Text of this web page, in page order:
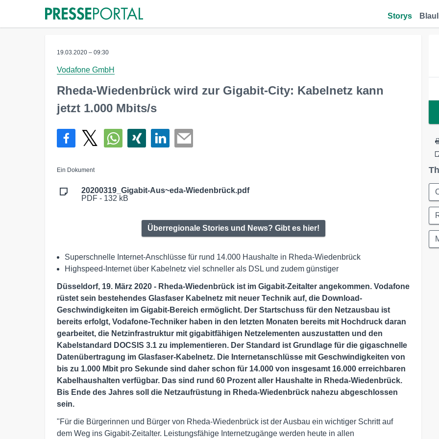
Storys
19.03.2020 – 09:30
Vodafone GmbH
Rheda-Wiedenbrück wird zur Gigabit-City: Kabelnetz kann
jetzt 1.000 Mbits/s
Ein Dokument
20200319_Gigabit-Aus~eda-Wiedenbrück.pdf
PDF - 132 kB
Überregionale Stories und News? Gibt es hier!
Superschnelle Internet-Anschlüsse für rund 14.000 Haushalte in Rheda-Wiedenbrück
Highspeed-Internet über Kabelnetz viel schneller als DSL und zudem günstiger
Düsseldorf, 19. März 2020 - Rheda-Wiedenbrück ist im Gigabit-Zeitalter angekommen. Vodafone
rüstet sein bestehendes Glasfaser Kabelnetz mit neuer Technik auf, die Download-
Geschwindigkeiten im Gigabit-Bereich ermöglicht. Der Startschuss für den Netzausbau ist
bereits erfolgt, Vodafone-Techniker haben in den letzten Monaten bereits mit Hochdruck daran
gearbeitet, die Netzinfrastruktur mit gigabitfähigen Netzelementen auszustatten und den
Kabelstandard DOCSIS 3.1 zu implementieren. Der Standard ist Grundlage für die gigaschnelle
Datenübertragung im Glasfaser-Kabelnetz. Die Internetanschlüsse mit Geschwindigkeiten von
bis zu 1.000 Mbit pro Sekunde sind daher schon für 14.000 von insgesamt 16.000 erreichbaren
Kabelhaushalten verfügbar. Das sind rund 60 Prozent aller Haushalte in Rheda-Wiedenbrück.
Bis Ende des Jahres soll die Netzaufrüstung in Rheda-Wiedenbrück nahezu abgeschlossen
sein.
"Für die Bürgerinnen und Bürger von Rheda-Wiedenbrück ist der Ausbau ein wichtiger Schritt auf
dem Weg ins Gigabit-Zeitalter. Leistungsfähige Internetzugänge werden heute in allen